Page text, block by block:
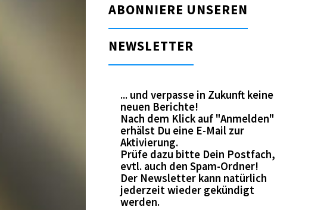
ABONNIERE UNSEREN
NEWSLETTER
... und verpasse in Zukunft keine
neuen Berichte!
Nach dem Klick auf "Anmelden"
erhälst Du eine E-Mail zur
Aktivierung.
Prüfe dazu bitte Dein Postfach,
evtl. auch den Spam-Ordner!
Der Newsletter kann natürlich
jederzeit wieder gekündigt
werden.